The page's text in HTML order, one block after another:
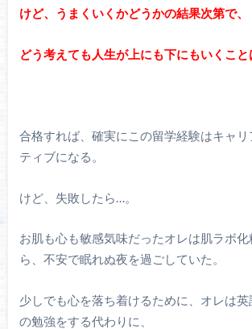
けど、うまくいくかどうかの結果次第で、
どう考えても人生が上にも下にもいくこと
合格すれば、確実にこの留学経験はキャ
ティブになる。
けど、失敗したら…。
お肌も心も敏感気味だったオレは肌ラボ
ら、不安で眠れぬ夜を過ごしていた。
少しでも心を落ち着けるために、オレは
の勉強をする代わりに、